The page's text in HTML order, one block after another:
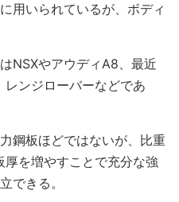
用いられているが、ボディ
NSXやアウディA8、最近
ンジローバーなどであ
鋼板ほどではないが、比重
を増やすことで充分な強
できる。